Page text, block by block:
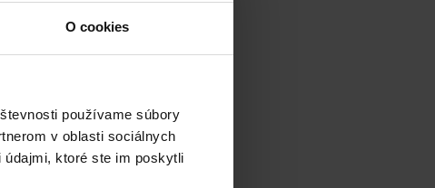
O cookies
používame súbory
v oblasti sociálnych
ktoré ste im poskytli